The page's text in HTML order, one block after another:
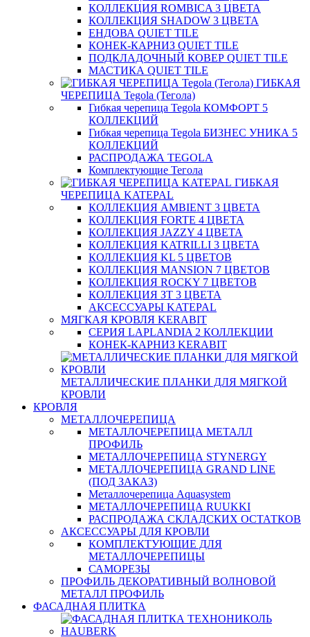
КОЛЛЕКЦИЯ ROMBICA 3 ЦВЕТА
КОЛЛЕКЦИЯ SHADOW 3 ЦВЕТА
ЕНДОВА QUIET TILE
КОНЕК-КАРНИЗ QUIET TILE
ПОДКЛАДОЧНЫЙ КОВЕР QUIET TILE
МАСТИКА QUIET TILE
ГИБКАЯ
ЧЕРЕПИЦА Tegola (Тегола)
Гибкая черепица Tegola КОМФОРТ 5
КОЛЛЕКЦИЙ
Гибкая черепица Tegola БИЗНЕС УНИКА 5
КОЛЛЕКЦИЙ
РАСПРОДАЖА TEGOLA
Комплектующие Тегола
ГИБКАЯ
ЧЕРЕПИЦА KATEPAL
КОЛЛЕКЦИЯ AMBIENT 3 ЦВЕТА
КОЛЛЕКЦИЯ FORTE 4 ЦВЕТА
КОЛЛЕКЦИЯ JAZZY 4 ЦВЕТА
КОЛЛЕКЦИЯ KATRILLI 3 ЦВЕТА
КОЛЛЕКЦИЯ KL 5 ЦВЕТОВ
КОЛЛЕКЦИЯ MANSION 7 ЦВЕТОВ
КОЛЛЕКЦИЯ ROCKY 7 ЦВЕТОВ
КОЛЛЕКЦИЯ ЗТ 3 ЦВЕТА
АКСЕССУАРЫ KATEPAL
МЯГКАЯ КРОВЛЯ KERABIT
СЕРИЯ LAPLANDIA 2 КОЛЛЕКЦИИ
КОНЕК-КАРНИЗ KERABIT
МЕТАЛЛИЧЕСКИЕ ПЛАНКИ ДЛЯ МЯГКОЙ
КРОВЛИ
КРОВЛЯ
МЕТАЛЛОЧЕРЕПИЦА
МЕТАЛЛОЧЕРЕПИЦА МЕТАЛЛ
ПРОФИЛЬ
МЕТАЛЛОЧЕРЕПИЦА STYNERGY
МЕТАЛЛОЧЕРЕПИЦА GRAND LINE
(ПОД ЗАКАЗ)
Металлочерепица Aquasystem
МЕТАЛЛОЧЕРЕПИЦА RUUKKI
РАСПРОДАЖА СКЛАДСКИХ ОСТАТКОВ
АКСЕССУАРЫ ДЛЯ КРОВЛИ
КОМПЛЕКТУЮЩИЕ ДЛЯ
МЕТАЛЛОЧЕРЕПИЦЫ
САМОРЕЗЫ
ПРОФИЛЬ ДЕКОРАТИВНЫЙ ВОЛНОВОЙ
МЕТАЛЛ ПРОФИЛЬ
ФАСАДНАЯ ПЛИТКА